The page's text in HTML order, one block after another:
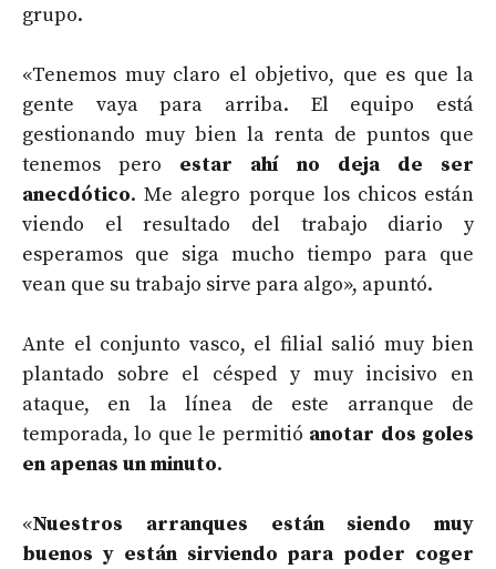
grupo.
«Tenemos muy claro el objetivo, que es que la
gente vaya para arriba. El equipo está
gestionando muy bien la renta de puntos que
tenemos pero estar ahí no deja de ser
anecdótico. Me alegro porque los chicos están
viendo el resultado del trabajo diario y
esperamos que siga mucho tiempo para que
vean que su trabajo sirve para algo», apuntó.
Ante el conjunto vasco, el filial salió muy bien
plantado sobre el césped y muy incisivo en
ataque, en la línea de este arranque de
temporada, lo que le permitió anotar dos goles
en apenas un minuto.
«Nuestros arranques están siendo muy
buenos y están sirviendo para poder coger